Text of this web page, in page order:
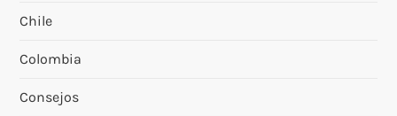
Chile
Colombia
Consejos